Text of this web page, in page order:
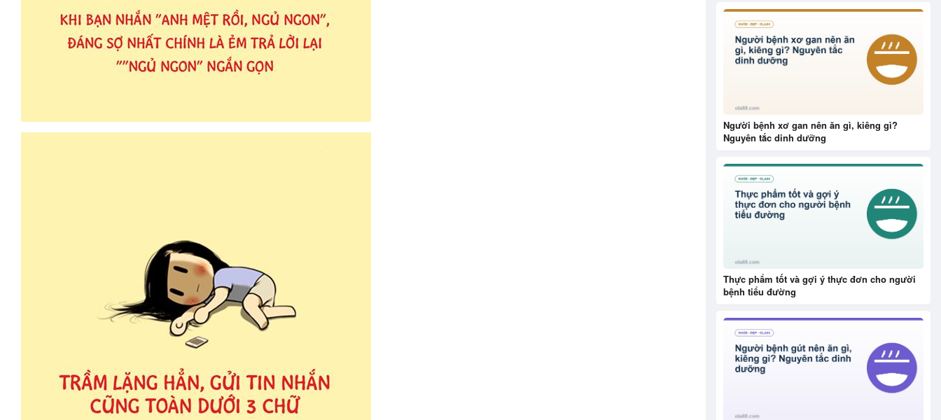
Người bệnh xơ gan nên ăn gì, kiêng gì?
Nguyên tắc dinh dưỡng
Thực phẩm tốt và gợi ý thực đơn cho người
bệnh tiểu đường